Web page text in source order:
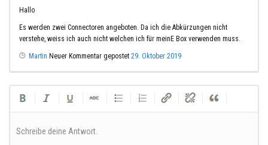
Hallo
Es werden zwei Connectoren angeboten. Da ich die Abkürzungen nicht
verstehe, weiss ich auch nicht welchen ich für meinE Box verwenden muss.
Martin Neuer Kommentar gepostet 29. Oktober 2019
Schreibe deine Antwort.